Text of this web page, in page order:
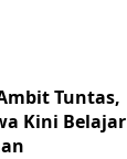
Tuntas,
Kini Belajar